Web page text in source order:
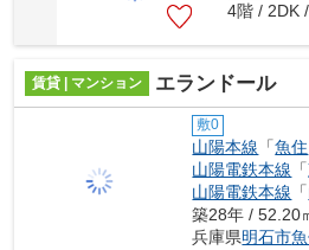
4階 / 2DK
賃貸 | マンション エランドール
敷0
山陽本線 「魚住
山陽電鉄本線 「
山陽電鉄本線 「
築28年 / 52.20
兵庫県明石市